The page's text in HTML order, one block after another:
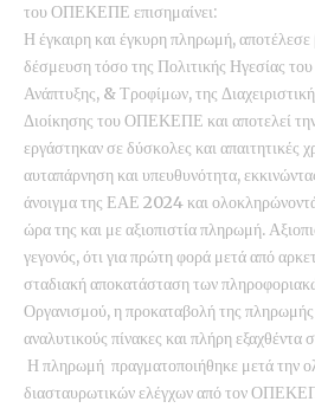
του ΟΠΕΚΕΠΕ επισημαίνει:
Η έγκαιρη και έγκυρη πληρωμή, αποτέλεσε
δέσμευση τόσο της Πολιτικής Ηγεσίας
Ανάπτυξης, & Τροφίμων, της
Διοίκησης του ΟΠΕΚΕΠΕ και αποτελεί
εργάστηκαν σε δύσκολες και απαιτητικές
αυταπάρνηση και υπευθυνότητα,
άνοιγμα της ΕΑΕ 2024 και
ώρα της και με αξιοπιστία πληρωμή.
γεγονός, ότι για πρώτη φορά μετά από
σταδιακή αποκατάσταση των
Οργανισμού, η προκαταβολή της
αναλυτικούς πίνακες και πλήρη εξαχθέντα
Η πληρωμή πραγματοποιήθηκε μετά την
διασταυρωτικών ελέγχων από τον